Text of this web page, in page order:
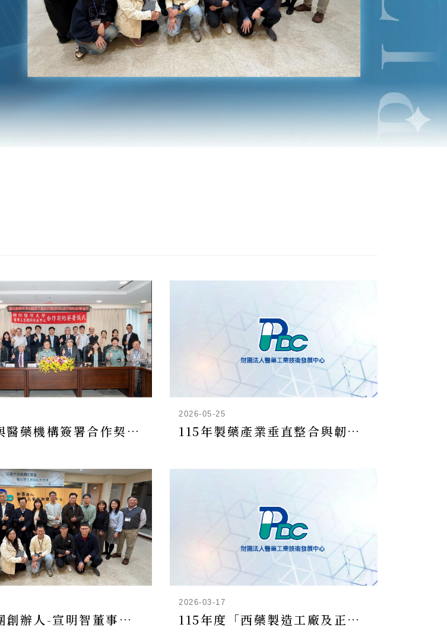
國醫大與醫藥機構簽署合作契約-培育工業藥學專業人才
2026-05-25
115年製藥產業垂直整合與韌性推升計畫-產業技術輔導申請
宣捷集團創辦人-宣明智董事長蒞臨藥技中心演講『從晶片到細胞的驚喜 看台灣生技神山大未來』
2026-03-17
115年度「西藥製造工廠及正子放射同位素調製機構品質系統改進輔導案」輔導申請